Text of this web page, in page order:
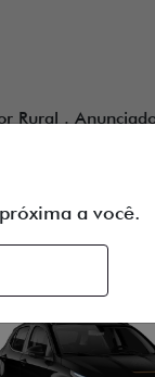
Rural .
a você.